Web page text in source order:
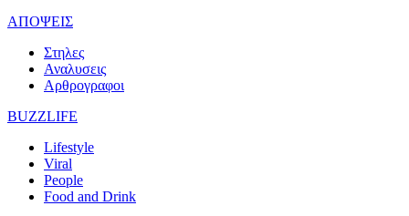
ΑΠΟΨΕΙΣ
Στηλες
Αναλυσεις
Αρθρογραφοι
BUZZLIFE
Lifestyle
Viral
People
Food and Drink